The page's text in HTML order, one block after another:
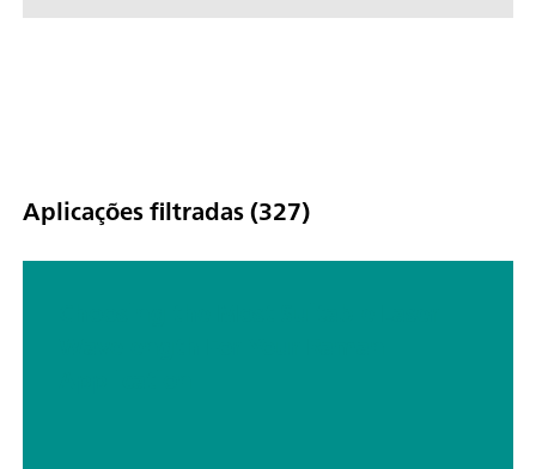
Aplicações filtradas (327)